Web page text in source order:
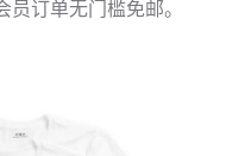
员订单无门槛免邮。